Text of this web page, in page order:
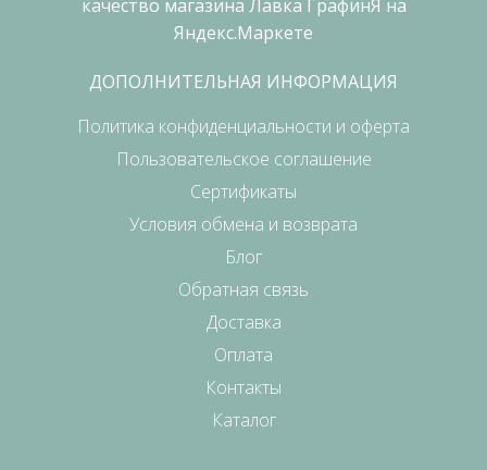
ДОПОЛНИТЕЛЬНАЯ ИНФОРМАЦИЯ
Политика конфиденциальности и оферта
Пользовательское соглашение
Сертификаты
Условия обмена и возврата
Блог
Обратная связь
Доставка
Оплата
Контакты
Каталог